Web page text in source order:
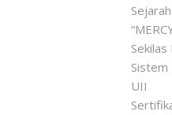
Sistem
UII